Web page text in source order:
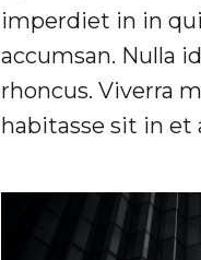
imperdiet in in
accumsan. Nulla
rhoncus. Viverra
habitasse sit in et